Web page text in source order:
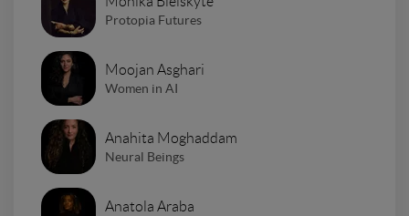
Protopia Futures
Moojan Asghari
Women in AI
Anahita Moghaddam
Neural Beings
Anatola Araba